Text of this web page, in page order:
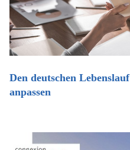
Den deutschen
anpassen